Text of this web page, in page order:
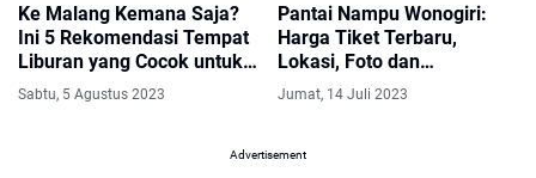
Ke Malang Kemana Saja?
Ini 5 Rekomendasi Tempat
Liburan yang Cocok untuk
Keluarga
Sabtu, 5 Agustus 2023
Pantai Nampu Wonogiri:
Harga Tiket Terbaru,
Lokasi, Foto dan
Keunikannya
Jumat, 14 Juli 2023
Advertisement